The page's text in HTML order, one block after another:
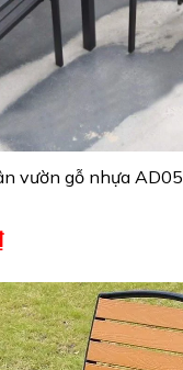
vườn gỗ nhựa AD05